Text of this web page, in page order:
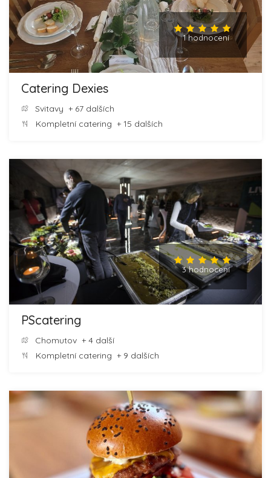
1 hodnocení
Catering Dexies
Svitavy + 67 dalších
Kompletní catering + 15 dalších
3 hodnocení
PScatering
Chomutov + 4 další
Kompletní catering + 9 dalších